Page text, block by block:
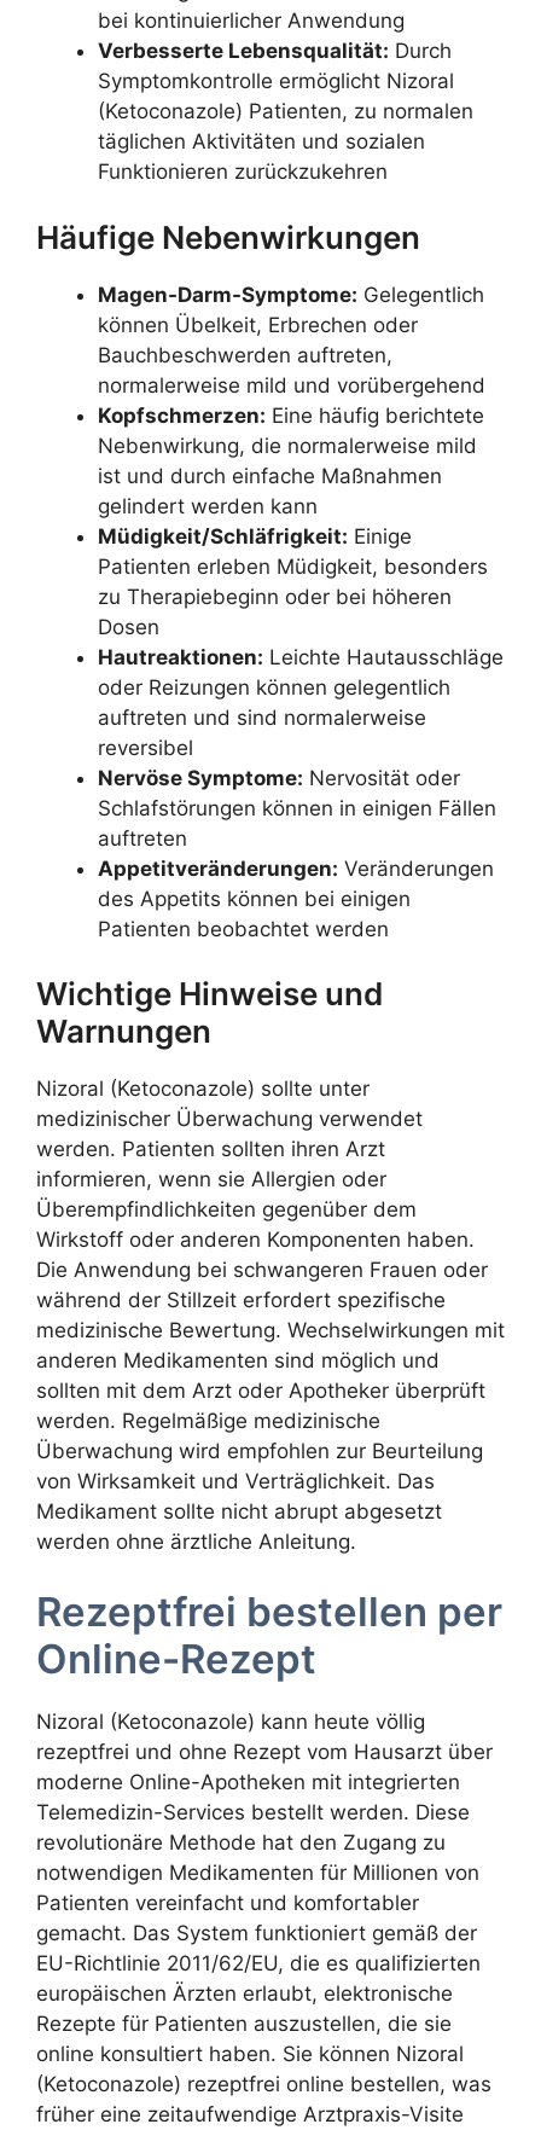
bei kontinuierlicher Anwendung
Verbesserte Lebensqualität: Durch
Symptomkontrolle ermöglicht Nizoral
(Ketoconazole) Patienten, zu normalen
täglichen Aktivitäten und sozialen
Funktionieren zurückzukehren
Häufige Nebenwirkungen
Magen-Darm-Symptome: Gelegentlich
können Übelkeit, Erbrechen oder
Bauchbeschwerden auftreten,
normalerweise mild und vorübergehend
Kopfschmerzen: Eine häufig berichtete
Nebenwirkung, die normalerweise mild
ist und durch einfache Maßnahmen
gelindert werden kann
Müdigkeit/Schläfrigkeit: Einige
Patienten erleben Müdigkeit, besonders
zu Therapiebeginn oder bei höheren
Dosen
Hautreaktionen: Leichte Hautausschläge
oder Reizungen können gelegentlich
auftreten und sind normalerweise
reversibel
Nervöse Symptome: Nervosität oder
Schlafstörungen können in einigen Fällen
auftreten
Appetitveränderungen: Veränderungen
des Appetits können bei einigen
Patienten beobachtet werden
Wichtige Hinweise und
Warnungen
Nizoral (Ketoconazole) sollte unter
medizinischer Überwachung verwendet
werden. Patienten sollten ihren Arzt
informieren, wenn sie Allergien oder
Überempfindlichkeiten gegenüber dem
Wirkstoff oder anderen Komponenten haben.
Die Anwendung bei schwangeren Frauen oder
während der Stillzeit erfordert spezifische
medizinische Bewertung. Wechselwirkungen mit
anderen Medikamenten sind möglich und
sollten mit dem Arzt oder Apotheker überprüft
werden. Regelmäßige medizinische
Überwachung wird empfohlen zur Beurteilung
von Wirksamkeit und Verträglichkeit. Das
Medikament sollte nicht abrupt abgesetzt
werden ohne ärztliche Anleitung.
Rezeptfrei bestellen per
Online-Rezept
Nizoral (Ketoconazole) kann heute völlig
rezeptfrei und ohne Rezept vom Hausarzt über
moderne Online-Apotheken mit integrierten
Telemedizin-Services bestellt werden. Diese
revolutionäre Methode hat den Zugang zu
notwendigen Medikamenten für Millionen von
Patienten vereinfacht und komfortabler
gemacht. Das System funktioniert gemäß der
EU-Richtlinie 2011/62/EU, die es qualifizierten
europäischen Ärzten erlaubt, elektronische
Rezepte für Patienten auszustellen, die sie
online konsultiert haben. Sie können Nizoral
(Ketoconazole) rezeptfrei online bestellen, was
früher eine zeitaufwendige Arztpraxis-Visite